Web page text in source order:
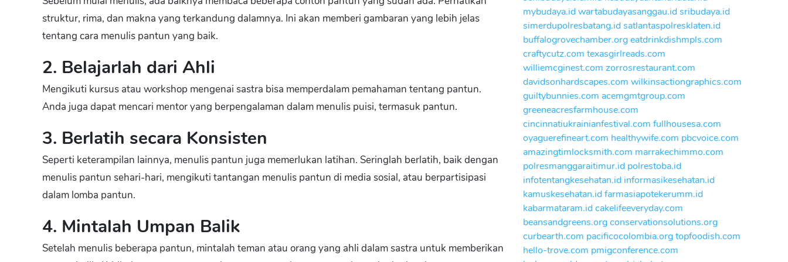
struktur, rima, dan makna yang terkandung dalamnya. Ini akan memberi gambaran yang lebih jelas
tentang cara menulis pantun yang baik.
2. Belajarlah dari Ahli
Mengikuti kursus atau workshop mengenai sastra bisa memperdalam pemahaman tentang pantun.
Anda juga dapat mencari mentor yang berpengalaman dalam menulis puisi, termasuk pantun.
3. Berlatih secara Konsisten
Seperti keterampilan lainnya, menulis pantun juga memerlukan latihan. Seringlah berlatih, baik dengan
menulis pantun sehari-hari, mengikuti tantangan menulis pantun di media sosial, atau berpartisipasi
dalam lomba pantun.
4. Mintalah Umpan Balik
Setelah menulis beberapa pantun, mintalah teman atau orang yang ahli dalam sastra untuk memberikan
mybudaya.idwartabudayasanggau.idsribudaya.id
simerdupolresbatang.idsatlantaspolresklaten.id
buffalogrovechamber.orgeatdrinkdishmpls.com
craftycutz.com texasgirlreads.com
williemcginest.com zorrosrestaurant.com
davidsonhardscapes.com wilkinsactiongraphics.com
guiltybunnies.com acemgmtgroup.com
greeneacresfarmhouse.com
cincinnatiukrainianfestival.com fullhousesa.com
oyaguerefineart.com healthywife.com pbcvoice.com
amazingtimlocksmith.com marrakechimmo.com
polresmanggaraitimur.id polrestoba.id
infotentangkesehatan.id informasikesehatan.id
kamuskesehatan.idfarmasiapotekerumm.id
kabarmataram.idcakelifeeveryday.com
beansandgreens.orgconservationsolutions.org
curbearth.com pacificocolombia.orgtopfoodish.com
hello-trove.com pmigconference.com